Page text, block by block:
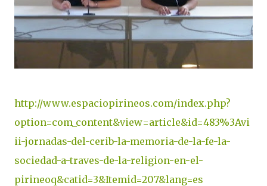
http://www.espaciopirineos.com/index.php?
option=com_content&view=article&id=483%3Avi
ii-jornadas-del-cerib-la-memoria-de-la-fe-la-
sociedad-a-traves-de-la-religion-en-el-
pirineoq&catid=3&Itemid=207&lang=es